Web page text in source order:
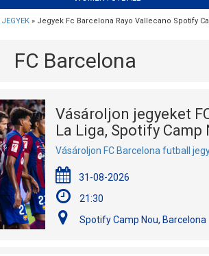
JEGYEK » Jegyek Fc Barcelona Rayo Vallecano Spotify
FC Barcelona
Vásároljon jegyeket
La Liga, Spotify Camp
Vásároljon FC Barcelona futball
31-08-2026
21:30
Spotify Camp Nou, Barcelona